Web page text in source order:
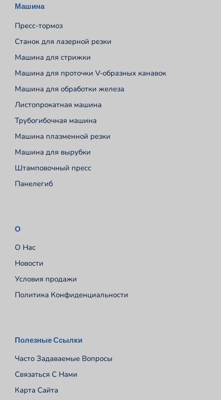
Машина
Пресс-тормоз
Станок для лазерной резки
Машина для стрижки
Машина для проточки V-образных канавок
Машина для обработки железа
Листопрокатная машина
Трубогибочная машина
Машина плазменной резки
Машина для вырубки
Штамповочный пресс
Панелегиб
О
О Нас
Новости
Условия продажи
Политика Конфиденциальности
Полезные Ссылки
Часто Задаваемые Вопросы
Связаться С Нами
Карта Сайта